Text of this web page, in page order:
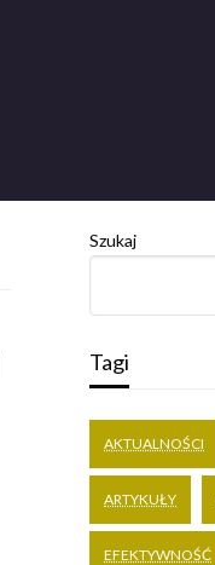
Szukaj
Tagi
AKTUALNOŚCI
ARTYKUŁY
EFEKTYWNOŚĆ